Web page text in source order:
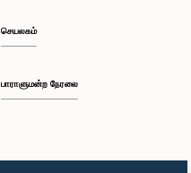
செயலகம்
பாராளுமன்ற நேரலை